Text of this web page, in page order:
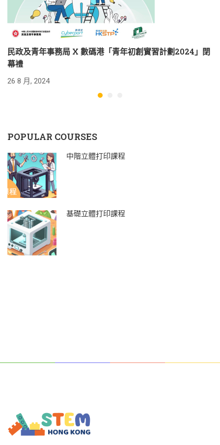
民政及青年事務局 X 數碼港「青年初創實習計劃2024」閉
幕禮
26 8 月, 2024
POPULAR COURSES
中階立體打印課程
基礎立體打印課程